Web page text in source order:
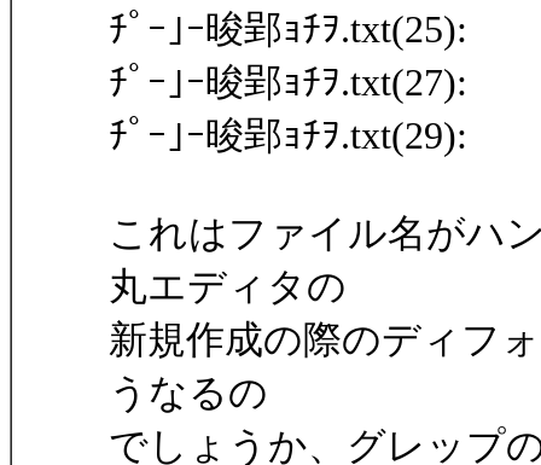
ﾁﾟｰ｣ｰ晙郢ｮﾁｦ.txt(25):
ﾁﾟｰ｣ｰ晙郢ｮﾁｦ.txt(27):
ﾁﾟｰ｣ｰ晙郢ｮﾁｦ.txt(29):
これはファイル名がハ
丸エディタの
新規作成の際のディフ
うなるの
でしょうか、グレップ